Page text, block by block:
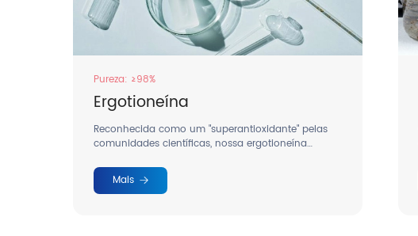
Pureza: ≥98%
Ergotioneína
Reconhecida como um "superantioxidante" pelas
comunidades científicas, nossa ergotioneína
biológicos.
Mais